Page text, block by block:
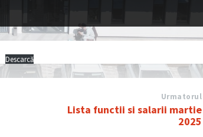
Descarcă
Urmatorul
Lista functii si salarii martie
2025